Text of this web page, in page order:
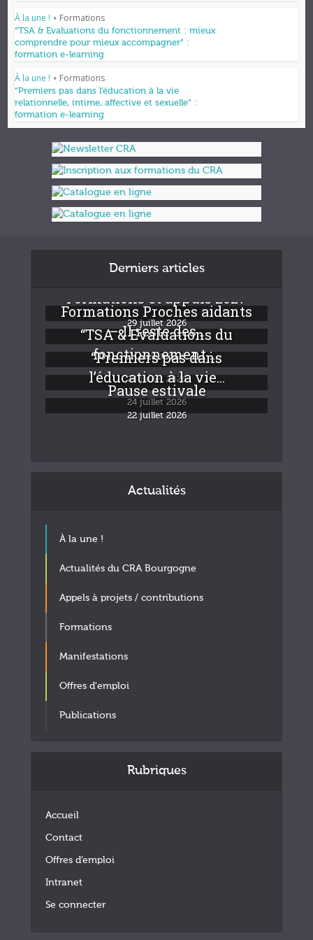
À la une ! • Formations
“TSA & Evaluations du fonctionnement : mieux
comprendre pour mieux accompagner” :
formation e-learning
À la une ! • Formations
“Premiers pas dans l’éducation à la vie
relationnelle, intime, affective et sexuelle” :
formation e-learning
Derniers articles
Formations et appuis 2027
29 juillet 2026
Formations Proches aidants
– Il reste des...
24 juillet 2026
“TSA & Evaluations du
fonctionnement :...
24 juillet 2026
“Premiers pas dans
l’éducation à la vie...
24 juillet 2026
Pause estivale
22 juillet 2026
Actualités
À la une !
Actualités du CRA Bourgogne
Appels à projets / contributions
Formations
Manifestations
Offres d'emploi
Publications
Rubriques
Accueil
Contact
Offres d’emploi
Intranet
Se connecter